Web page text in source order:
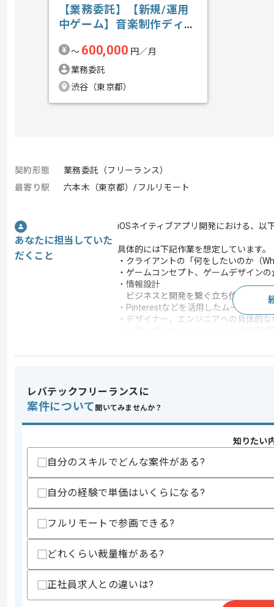
【業務委託】【新規/運用
中ゲーム】音楽制作ディレ
〜 600,000 円／月
業務委託
渋谷（東京都）
契約形態
業務委託（フリーランス）
最寄り駅
六本木（東京都）/フルリモート
あなたに担当していた
だくこと
iOSネイティブアプリ開発における、以
具体的には下記作業を想定しています。
・クライアントの「何をしたいのか（
・ゲームコンセプト、ゲームデザイン
・情報設計
ビジネスと開発を繋ぐ立ち位置で実装
・Pinterestなどを活用したムードボー
・デザイナー、エンジニアへの具体的
スキル
・ソーシャルゲームのディレクション経
・収益設計の経験
・クライアントの意図を汲み取り世界
・ヘルスケアや美容及びウェルネス領
・ゲーミフィケーション要素を非ゲー
・iOSアプリの開発プロジェクトにおけ
スキルに不安がある方へ
上記に似た経験やスキルをお持ちであれば申
レバテックフリーランスに
案件について 聞いてみませんか？
知りたい
自分のスキルでどんな案件がある?
自分の経験で単価はいくらになる?
フルリモートで参画できる?
どれくらい裁量権がある?
正社員求人との違いは?